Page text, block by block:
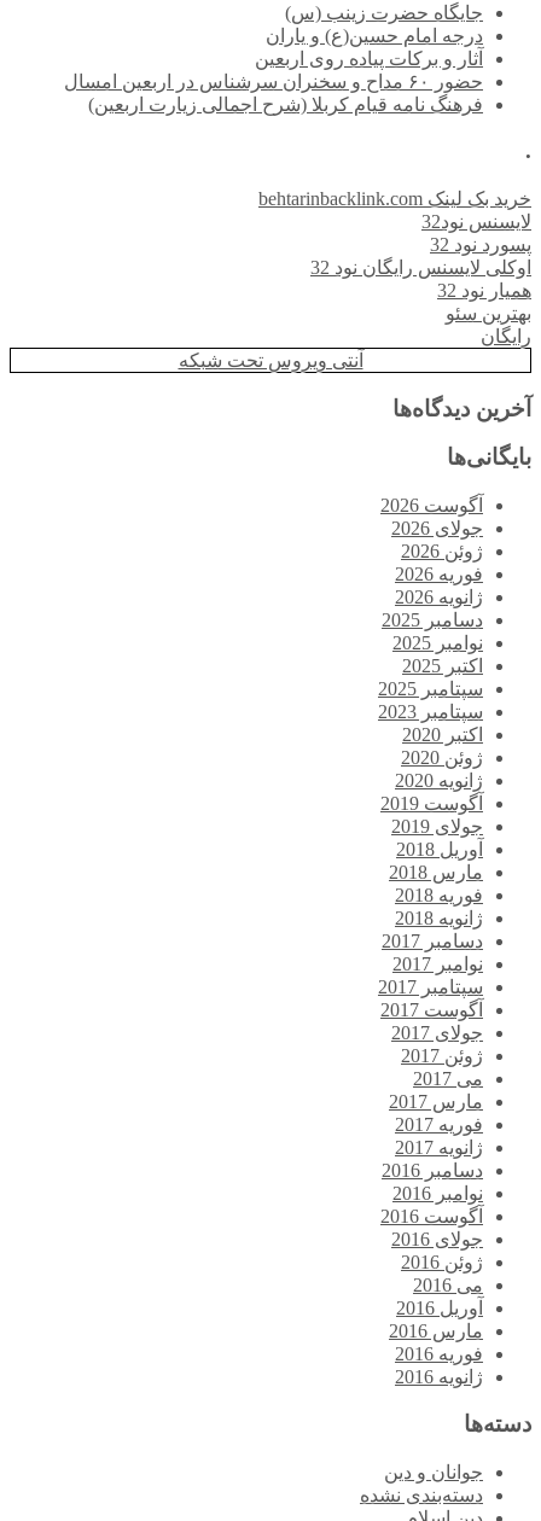
جایگاه حضرت زینب (س)
درجه امام حسین(ع) و یاران
آثار و برکات پیاده روی اربعین
حضور ۶۰ مداح و سخنران سرشناس در اربعین امسال
فرهنگ نامه قیام کربلا (شرح اجمالی زیارت اربعین)
.
خرید بک لینک behtarinbacklink.com
لایسنس نود32
پسورد نود 32
اوکلی لایسنس رایگان نود 32
همیار نود 32
بهترین سئو
رایگان
آنتی ویروس تحت شبکه
آخرین دیدگاه‌ها
بایگانی‌ها
آگوست 2026
جولای 2026
ژوئن 2026
فوریه 2026
ژانویه 2026
دسامبر 2025
نوامبر 2025
اکتبر 2025
سپتامبر 2025
سپتامبر 2023
اکتبر 2020
ژوئن 2020
ژانویه 2020
آگوست 2019
جولای 2019
آوریل 2018
مارس 2018
فوریه 2018
ژانویه 2018
دسامبر 2017
نوامبر 2017
سپتامبر 2017
آگوست 2017
جولای 2017
ژوئن 2017
می 2017
مارس 2017
فوریه 2017
ژانویه 2017
دسامبر 2016
نوامبر 2016
آگوست 2016
جولای 2016
ژوئن 2016
می 2016
آوریل 2016
مارس 2016
فوریه 2016
ژانویه 2016
دسته‌ها
جوانان و دین
دسته‌بندی نشده